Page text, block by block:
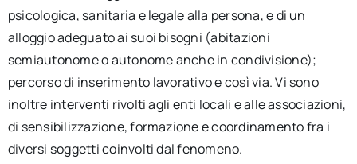
psicologica, sanitaria e legale alla persona, e di un
alloggio adeguato ai suoi bisogni (abitazioni
semiautonome o autonome anche in condivisione);
percorso di inserimento lavorativo e così via. Vi sono
inoltre interventi rivolti agli enti locali e alle associazioni,
di sensibilizzazione, formazione e coordinamento fra i
diversi soggetti coinvolti dal fenomeno.